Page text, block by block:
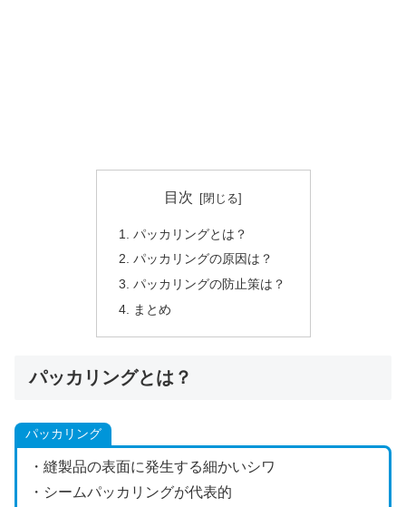
目次
パッカリングとは？
パッカリングの原因は？
パッカリングの防止策は？
まとめ
パッカリングとは？
パッカリング
・縫製品の表面に発生する細かいシワ
・シームパッカリングが代表的